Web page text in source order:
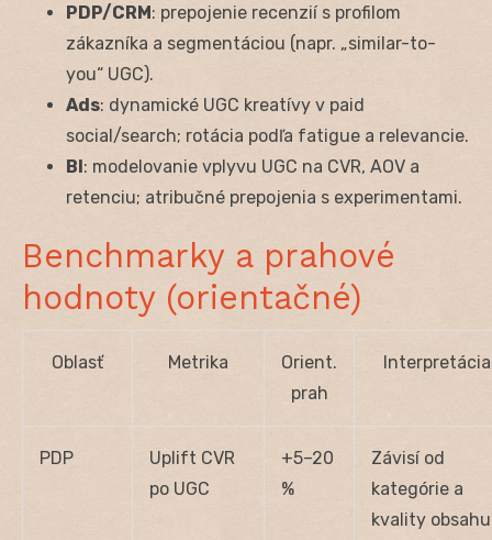
PDP/CRM: prepojenie recenzií s profilom
zákazníka a segmentáciou (napr. „similar-to-
you“ UGC).
Ads: dynamické UGC kreatívy v paid
social/search; rotácia podľa fatigue a relevancie.
BI: modelovanie vplyvu UGC na CVR, AOV a
retenciu; atribučné prepojenia s experimentami.
Benchmarky a prahové
hodnoty (orientačné)
Oblasť Metrika
Orient.
prah
Interpretácia
PDP
Uplift CVR
po UGC
+5–20
%
Závisí od
kategórie a
kvality obsahu